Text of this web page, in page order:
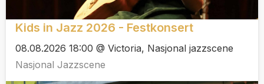
Kids in Jazz 2026 - Festkonsert
08.08.2026 18:00 @ Victoria, Nasjonal jazzscene
Nasjonal Jazzscene